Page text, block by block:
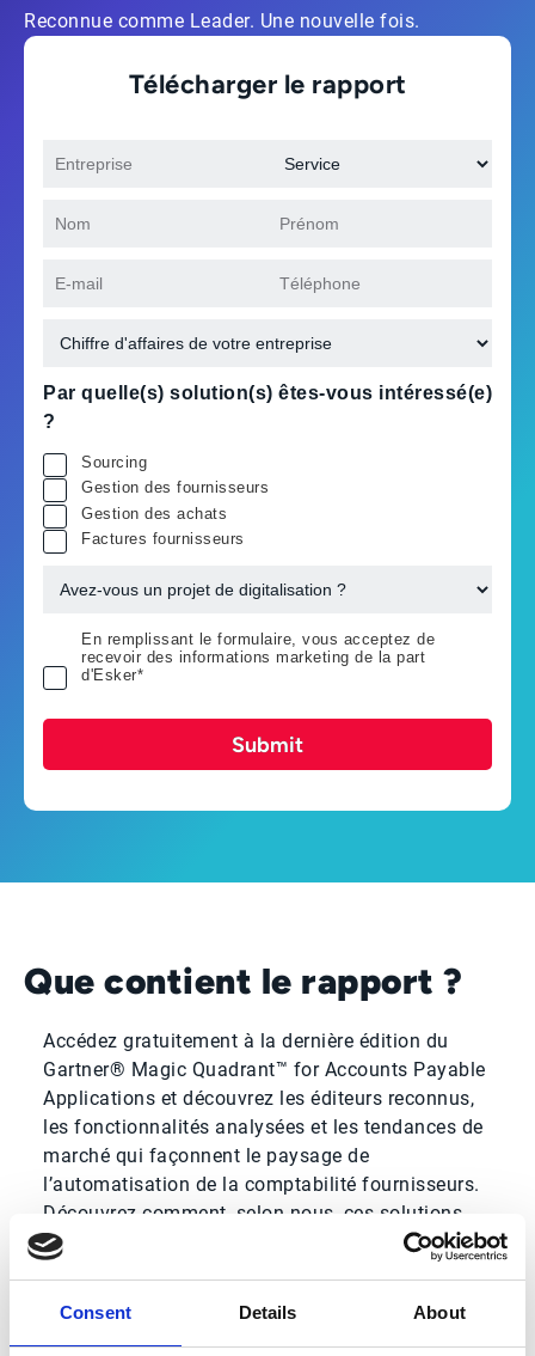
Consent Details About
Reconnue comme Leader. Une nouvelle fois.
Télécharger le rapport
Par quelle(s) solution(s) êtes-vous intéressé(e)
?
Sourcing
Gestion des fournisseurs
Gestion des achats
Factures fournisseurs
En remplissant le formulaire, vous acceptez de
recevoir des informations marketing de la part
d'Esker*
Submit
Que contient le rapport ?
Accédez gratuitement à la dernière édition du
Gartner® Magic Quadrant™ for Accounts Payable
Applications et découvrez les éditeurs reconnus,
les fonctionnalités analysées et les tendances de
marché qui façonnent le paysage de
l’automatisation de la comptabilité fournisseurs.
Découvrez comment, selon nous, ces solutions
aident les équipes finance à gagner en efficacité,
Ce qui, selon nous, distingue Esker :